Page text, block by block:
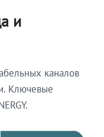
и
каналов
Ключевые